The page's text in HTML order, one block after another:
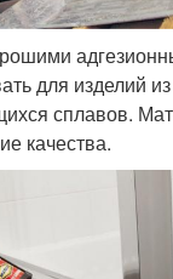
для изделий
сплавов.
качества.